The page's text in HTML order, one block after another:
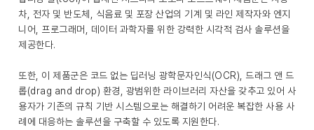
차, 전자 및 반도체, 식음료 및 포장 산업의 기계 및 라인 제작자와 엔지
니어, 프로그래머, 데이터 과학자를 위한 강력한 시각적 검사 솔루션을
제공한다.
또한, 이 제품군은 코드 없는 딥러닝 광학문자인식(OCR), 드래그 앤 드
롭(drag and drop) 환경, 광범위한 라이브러리 자산을 갖추고 있어 사
용자가 기존의 규칙 기반 시스템으로는 해결하기 어려운 복잡한 사용 사
례에 대응하는 솔루션을 구축할 수 있도록 지원한다.